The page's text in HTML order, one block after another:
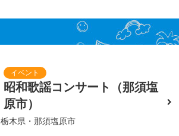
昭和歌謡コンサート（那須塩
原市）
栃木県・那須塩原市